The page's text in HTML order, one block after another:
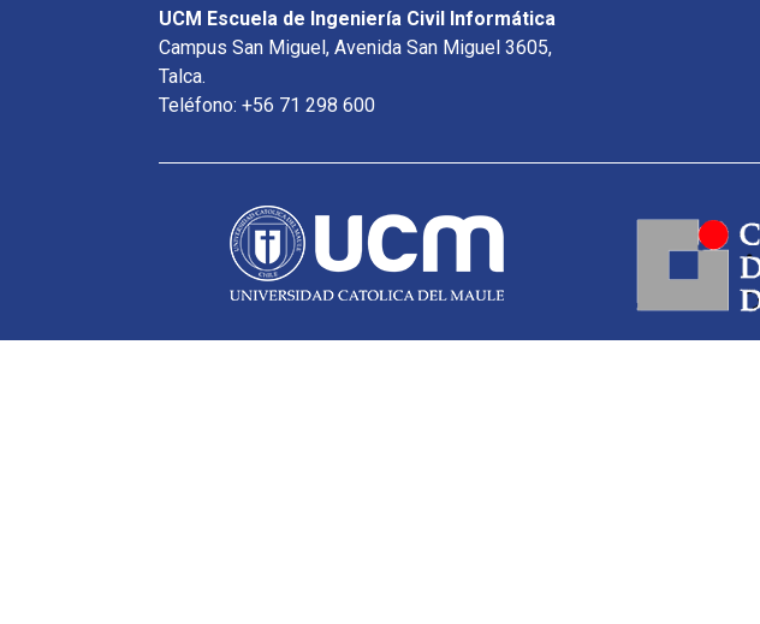
UCM Escuela de Ingeniería Civil Informática
Campus San Miguel, Avenida San Miguel 3605,
Talca.
Teléfono: +56 71 298 600